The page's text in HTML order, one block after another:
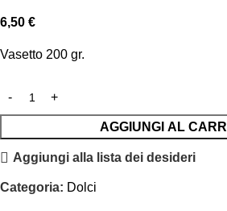
6,50 €
Vasetto 200 gr.
AGGIUNGI AL
Aggiungi alla lista dei desideri
Categoria: Dolci